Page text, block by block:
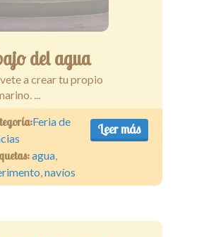
del agua
a crear tu propio
...
Leer más
Feria de
agua,
,navíos